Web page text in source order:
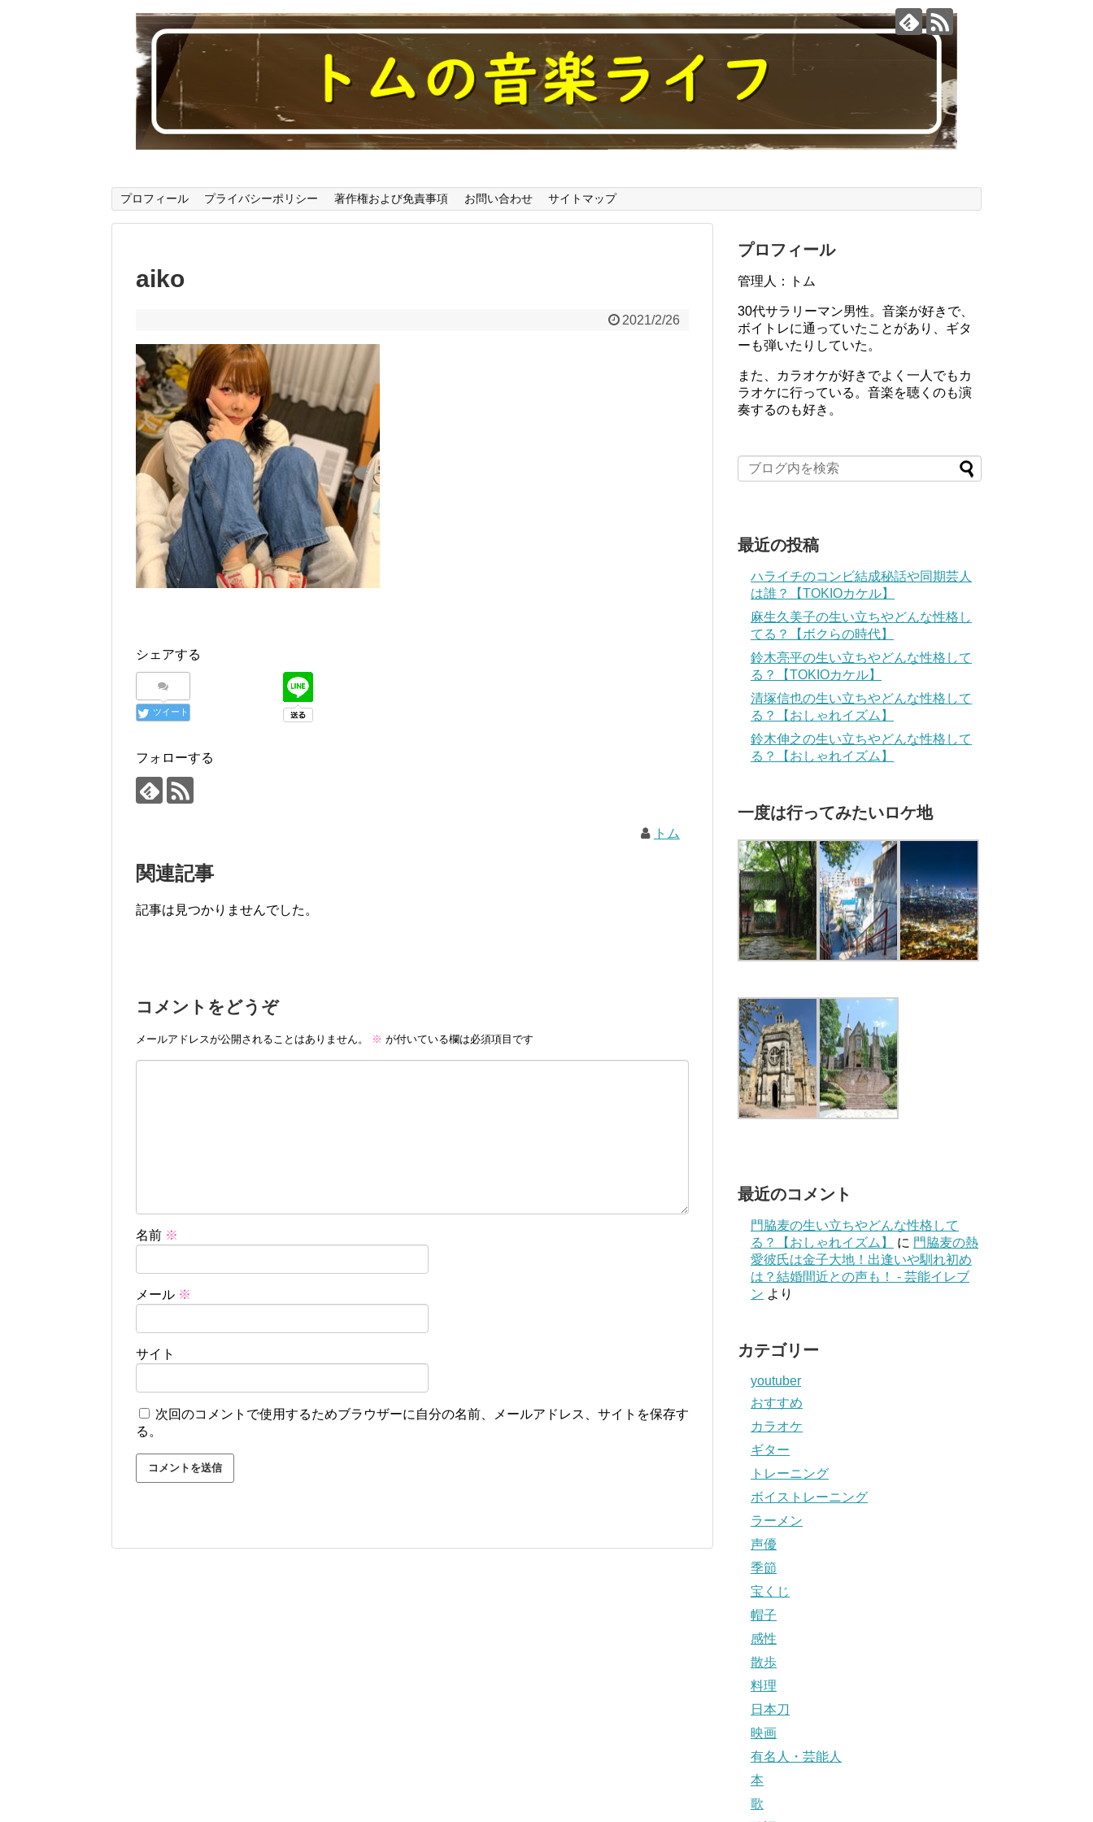
プロフィール プライバシーポリシー 著作権および免責事項 お問い合わせ サイトマップ
aiko
2021/2/26
シェアする
ツイート
フォローする
トム
関連記事
記事は見つかりませんでした。
コメントをどうぞ
メールアドレスが公開されることはありません。 ※ が付いている欄は必須項目です
名前 ※
メール ※
サイト
次回のコメントで使用するためブラウザーに自分の名前、メールアドレス、サイトを保存す
る。
プロフィール
管理人：トム
30代サラリーマン男性。音楽が好きで、
ボイトレに通っていたことがあり、ギタ
ーも弾いたりしていた。
また、カラオケが好きでよく一人でもカ
ラオケに行っている。音楽を聴くのも演
奏するのも好き。
最近の投稿
ハライチのコンビ結成秘話や同期芸人
は誰？【TOKIOカケル】
麻生久美子の生い立ちやどんな性格し
てる？【ボクらの時代】
鈴木亮平の生い立ちやどんな性格して
る？【TOKIOカケル】
清塚信也の生い立ちやどんな性格して
る？【おしゃれイズム】
鈴木伸之の生い立ちやどんな性格して
る？【おしゃれイズム】
一度は行ってみたいロケ地
最近のコメント
門脇麦の生い立ちやどんな性格して
る？【おしゃれイズム】
に 門脇麦の熱
愛彼氏は金子大地！出逢いや馴れ初め
は？結婚間近との声も！ - 芸能イレブ
ン より
カテゴリー
youtuber
おすすめ
カラオケ
ギター
トレーニング
ボイストレーニング
ラーメン
声優
季節
宝くじ
帽子
感性
散歩
料理
日本刀
映画
有名人・芸能人
本
歌